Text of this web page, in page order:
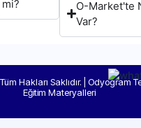
O-Market'te
Var?
Hakları Saklıdır. | Odyogram
Eğitim Materyalleri